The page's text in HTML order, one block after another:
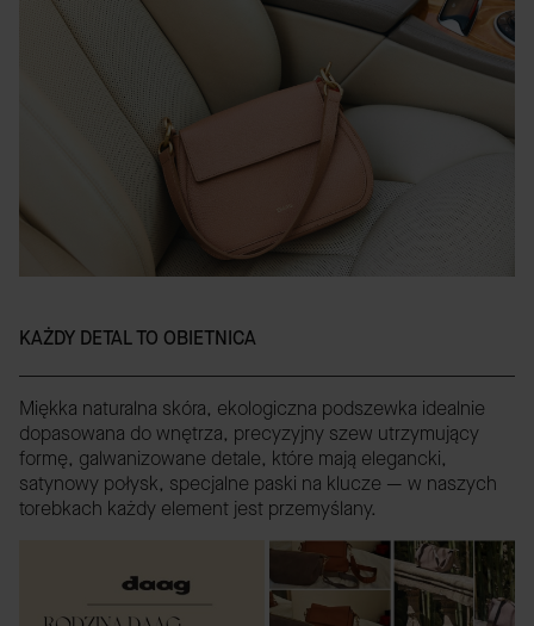
KAŻDY DETAL TO OBIETNICA
Miękka naturalna skóra, ekologiczna podszewka idealnie
dopasowana do wnętrza, precyzyjny szew utrzymujący
formę, galwanizowane detale, które mają elegancki,
satynowy połysk, specjalne paski na klucze — w naszych
torebkach każdy element jest przemyślany.